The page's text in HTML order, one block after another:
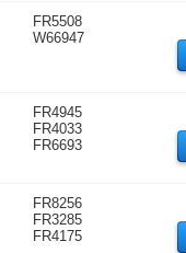
FR5508
W66947
FR4945
FR4033
FR6693
FR8256
FR3285
FR4175